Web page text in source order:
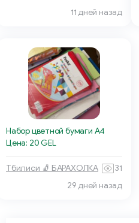
11 дней назад
Набор цветной бумаги A4
Цена: 20 GEL
Тбилиси 🧦 БАРАХОЛКА
31
29 дней назад